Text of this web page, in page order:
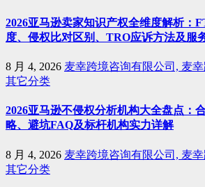
2026亚马逊卖家知识产权全维度解析：
度、侵权比对区别、TRO应诉方法及服
8 月 4, 2026 麦幸跨境咨询有限公司, 麦
其它分类
2026亚马逊不侵权分析机构大全盘点：
略、避坑FAQ及标杆机构实力详解
8 月 4, 2026 麦幸跨境咨询有限公司, 麦
其它分类